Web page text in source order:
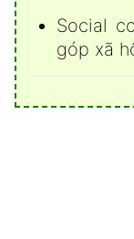
Social
góp xã